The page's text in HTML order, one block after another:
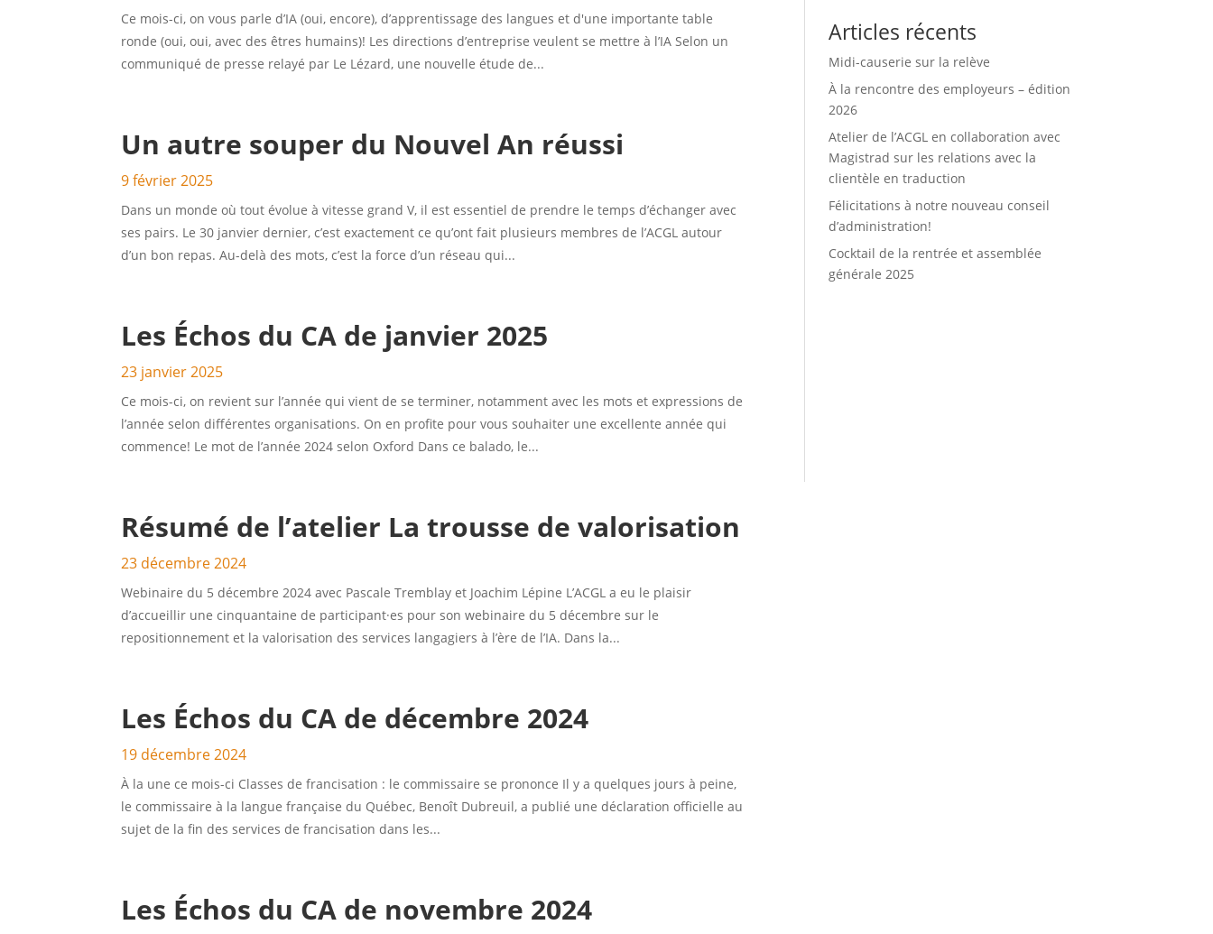
Ce mois-ci, on vous parle d’IA (oui, encore), d’apprentissage des langues et d'une importante table
ronde (oui, oui, avec des êtres humains)! Les directions d’entreprise veulent se mettre à l’IA Selon un
communiqué de presse relayé par Le Lézard, une nouvelle étude de...
Un autre souper du Nouvel An réussi
9 février 2025
Dans un monde où tout évolue à vitesse grand V, il est essentiel de prendre le temps d’échanger avec
ses pairs. Le 30 janvier dernier, c’est exactement ce qu’ont fait plusieurs membres de l’ACGL autour
d’un bon repas. Au-delà des mots, c’est la force d’un réseau qui...
Les Échos du CA de janvier 2025
23 janvier 2025
Ce mois-ci, on revient sur l’année qui vient de se terminer, notamment avec les mots et expressions de
l’année selon différentes organisations. On en profite pour vous souhaiter une excellente année qui
commence! Le mot de l’année 2024 selon Oxford Dans ce balado, le...
Résumé de l’atelier La trousse de valorisation
23 décembre 2024
Webinaire du 5 décembre 2024 avec Pascale Tremblay et Joachim Lépine L’ACGL a eu le plaisir
d’accueillir une cinquantaine de participant·es pour son webinaire du 5 décembre sur le
repositionnement et la valorisation des services langagiers à l’ère de l’IA. Dans la...
Les Échos du CA de décembre 2024
19 décembre 2024
À la une ce mois-ci Classes de francisation : le commissaire se prononce Il y a quelques jours à peine,
le commissaire à la langue française du Québec, Benoît Dubreuil, a publié une déclaration officielle au
sujet de la fin des services de francisation dans les...
Les Échos du CA de novembre 2024
Articles récents
Midi-causerie sur la relève
À la rencontre des employeurs – édition
2026
Atelier de l’ACGL en collaboration avec
Magistrad sur les relations avec la
clientèle en traduction
Félicitations à notre nouveau conseil
d’administration!
Cocktail de la rentrée et assemblée
générale 2025